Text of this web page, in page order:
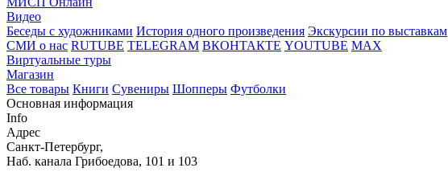
Видео
Беседы с художниками История одного произведения Экскурсии по выставкам
СМИ о нас RUTUBE TELEGRAM ВКОНТАКТЕ YOUTUBE MAX
Виртуальные туры
Магазин
Все товары Книги Сувениры Шопперы Футболки
Основная информация
Info
Адрес
Санкт-Петербург,
Наб. канала Грибоедова, 101 и 103